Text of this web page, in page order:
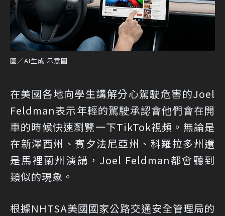
圖／AI生成 示意圖
在美國各地向學生講解分心駕駛危害的Joel
Feldman表示年輕的駕駛承認會他們會在開
車的時候快速瀏覽一下TikTok視頻。無論是
在新澤西州、賓夕法尼亞州、科羅拉多州還
是馬裡蘭州演講，Joel Feldman都會聽到
類似的現象。
根據NHTSA美國國家公路交通安全管理局的